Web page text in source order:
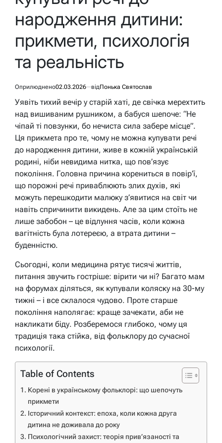
народження дитини:
прикмети, психологія
та реальність
Оприлюднено02.03.2026 відПонька Святослав
Уявіть тихий вечір у старій хаті, де свічка мерехтить
над вишиваним рушником, а бабуся шепоче: “Не
чіпай ті повзунки, бо нечиста сила забере місце”.
Ця прикмета про те, чому не можна купувати речі
до народження дитини, живе в кожній українській
родині, ніби невидима нитка, що пов’язує
покоління. Головна причина корениться в повір’ї,
що порожні речі приваблюють злих духів, які
можуть перешкодити малюку з’явитися на світ чи
навіть спричинити викидень. Але за цим стоїть не
лише забобон – це відлуння часів, коли кожна
вагітність була лотереєю, а втрата дитини –
буденністю.
Сьогодні, коли медицина рятує тисячі життів,
питання звучить гостріше: вірити чи ні? Багато мам
на форумах діляться, як купували коляску на 30-му
тижні – і все склалося чудово. Проте старше
покоління наполягає: краще зачекати, аби не
накликати біду. Розберемося глибоко, чому ця
традиція така стійка, від фольклору до сучасної
психології.
Table of Contents
Корені в українському фольклорі: що шепочуть
прикмети
Історичний контекст: епоха, коли кожна друга
дитина не доживала до року
Психологічний захист: теорія прив’язаності та